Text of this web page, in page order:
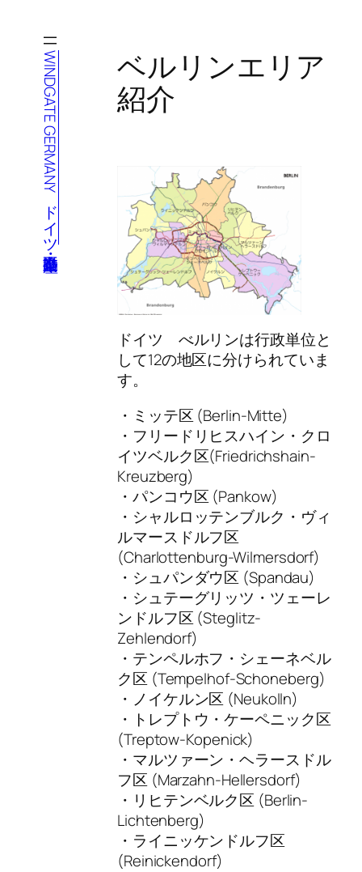
WINDGATE GERMANY ドイツ不動産・企業進出
ベルリンエリア
紹介
ドイツ べルリンは行政単位と
して12の地区に分けられていま
す。
・ミッテ区 (Berlin-Mitte)
・フリードリヒスハイン・クロ
イツベルク区(Friedrichshain-
Kreuzberg)
・パンコウ区 (Pankow)
・シャルロッテンブルク・ヴィ
ルマースドルフ区
(Charlottenburg-Wilmersdorf)
・シュパンダウ区 (Spandau)
・シュテーグリッツ・ツェーレ
ンドルフ区 (Steglitz-
Zehlendorf)
・テンペルホフ・シェーネベル
ク区 (Tempelhof-Schoneberg)
・ノイケルン区 (Neukolln)
・トレプトウ・ケーペニック区
(Treptow-Kopenick)
・マルツァーン・ヘラースドル
フ区 (Marzahn-Hellersdorf)
・リヒテンベルク区 (Berlin-
Lichtenberg)
・ライニッケンドルフ区
(Reinickendorf)